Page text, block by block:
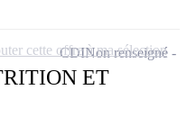
ET
CDINon renseigné
cette offre à ma sélection